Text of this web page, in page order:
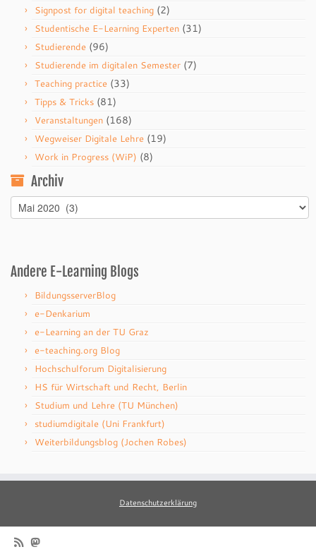
Signpost for digital teaching (2)
Studentische E-Learning Experten (31)
Studierende (96)
Studierende im digitalen Semester (7)
Teaching practice (33)
Tipps & Tricks (81)
Veranstaltungen (168)
Wegweiser Digitale Lehre (19)
Work in Progress (WiP) (8)
Archiv
Archiv
Andere E-Learning Blogs
BildungsserverBlog
e-Denkarium
e-Learning an der TU Graz
e-teaching.org Blog
Hochschulforum Digitalisierung
HS für Wirtschaft und Recht, Berlin
Studium und Lehre (TU München)
studiumdigitale (Uni Frankfurt)
Weiterbildungsblog (Jochen Robes)
Datenschutzerklärung